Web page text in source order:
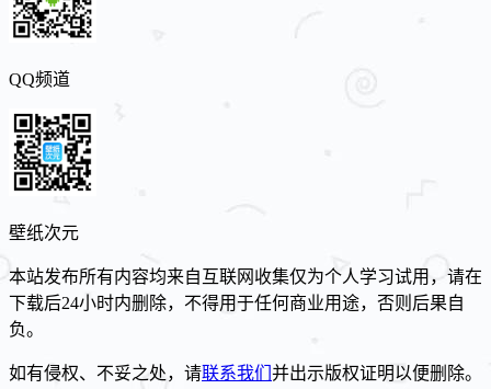
QQ频道
壁纸次元
本站发布所有内容均来自互联网收集仅为个人学习试用，请在
下载后24小时内删除，不得用于任何商业用途，否则后果自
负。
如有侵权、不妥之处，请联系我们 并出示版权证明以便删除。